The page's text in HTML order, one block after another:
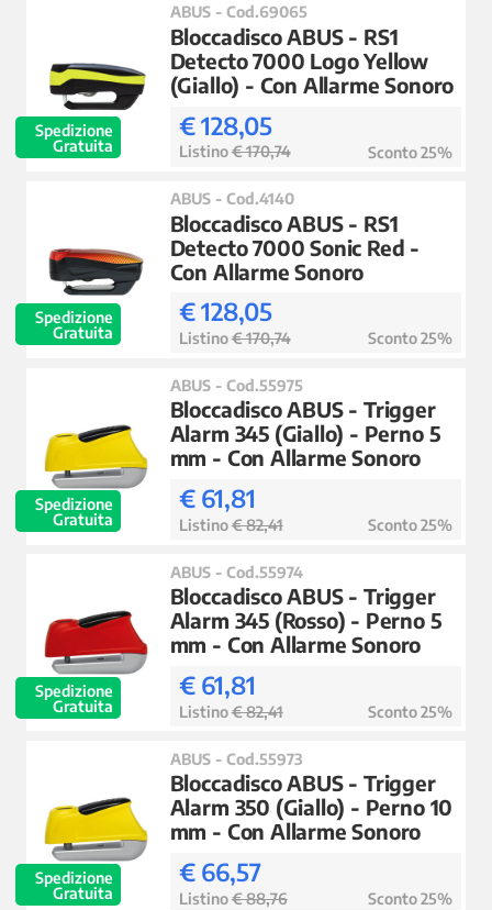
Spedizione
Gratuita
ABUS - Cod.69065
Bloccadisco ABUS - RS1
Detecto 7000 Logo Yellow
(Giallo) - Con Allarme Sonoro
€ 128,05
Listino€ 170,74 Sconto 25%
Spedizione
Gratuita
ABUS - Cod.4140
Bloccadisco ABUS - RS1
Detecto 7000 Sonic Red -
Con Allarme Sonoro
€ 128,05
Listino€ 170,74 Sconto 25%
Spedizione
Gratuita
ABUS - Cod.55975
Bloccadisco ABUS - Trigger
Alarm 345 (Giallo) - Perno 5
mm - Con Allarme Sonoro
€ 61,81
Listino€ 82,41 Sconto 25%
Spedizione
Gratuita
ABUS - Cod.55974
Bloccadisco ABUS - Trigger
Alarm 345 (Rosso) - Perno 5
mm - Con Allarme Sonoro
€ 61,81
Listino€ 82,41 Sconto 25%
Spedizione
Gratuita
ABUS - Cod.55973
Bloccadisco ABUS - Trigger
Alarm 350 (Giallo) - Perno 10
mm - Con Allarme Sonoro
€ 66,57
Listino€ 88,76 Sconto 25%